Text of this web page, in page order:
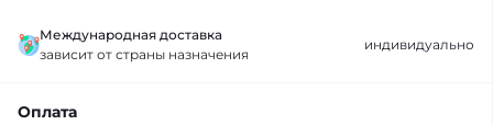
Международная доставка
зависит от страны назначения
индивидуально
Оплата